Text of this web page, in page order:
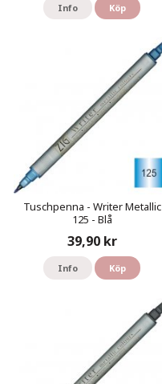
Info Köp
Tuschpenna - Writer Metallic
125 - Blå
39,90 kr
Info Köp